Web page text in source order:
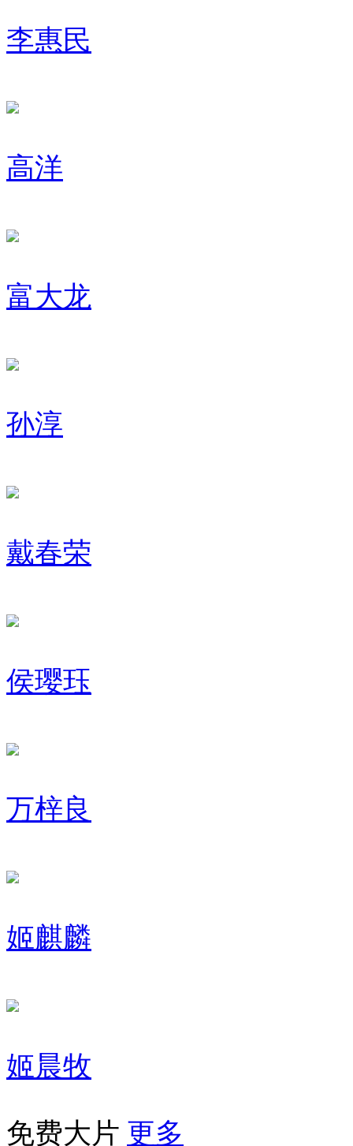
李惠民
高洋
富大龙
孙淳
戴春荣
侯璎珏
万梓良
姬麒麟
姬晨牧
免费大片 更多